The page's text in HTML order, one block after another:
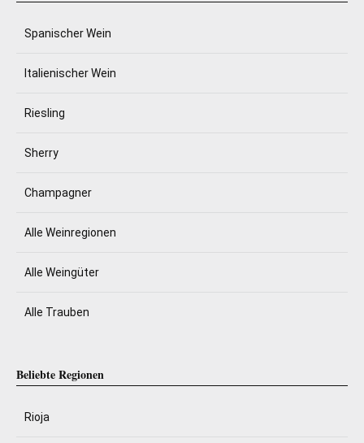
Spanischer Wein
Italienischer Wein
Riesling
Sherry
Champagner
Alle Weinregionen
Alle Weingüter
Alle Trauben
Beliebte Regionen
Rioja